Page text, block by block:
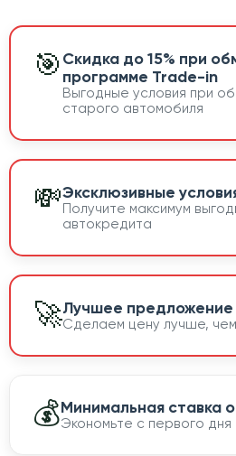
🎯 Скидка до 15% при
программе Trade-in
Выгодные условия при
старого автомобиля
💸Эксклюзивные
Получите максимум
автокредита
🚀Лучшее предложение
Сделаем цену лучше, чем
💰Минимальная ставка
Экономьте с первого дня